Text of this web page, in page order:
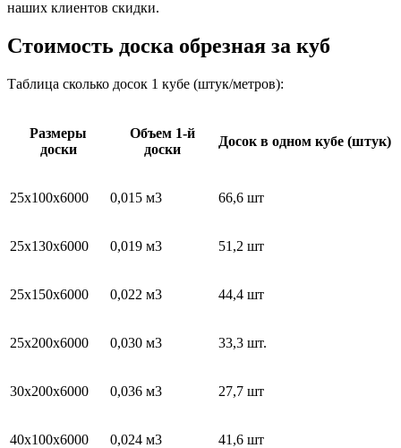
наших клиентов скидки.
Стоимость доска обрезная за куб
Таблица сколько досок 1 кубе (штук/метров):
Размеры
доски
Объем 1-й
доски
Досок в одном кубе (штук)
25х100х6000 0,015 м3 66,6 шт
25х130х6000 0,019 м3 51,2 шт
25х150х6000 0,022 м3 44,4 шт
25х200х6000 0,030 м3 33,3 шт.
30х200х6000 0,036 м3 27,7 шт
40х100х6000 0,024 м3 41,6 шт